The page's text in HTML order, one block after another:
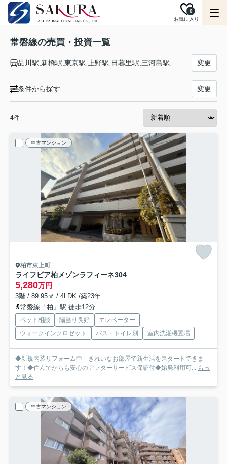
お気に入り
0
常磐線の売買・投資一覧
変更
条件から探す 変更
4件
中古マンション
柏市東上町
ライフピア柏メゾンラフィーネ304
5,280万円
3階 / 89.95㎡ / 4LDK /築23年
常磐線「柏」駅 徒歩12分
ペット相談 陽当り良好
エレベーター
ウォークインクロゼット
バス・トイレ別 室内洗濯機置場
◆新規内装リフォーム中 きれいなお部屋で新生活をスタートできま
す！◆住んでからも安心のアフターサービス保証付◆始発利用可... もっ
と見る
中古マンション